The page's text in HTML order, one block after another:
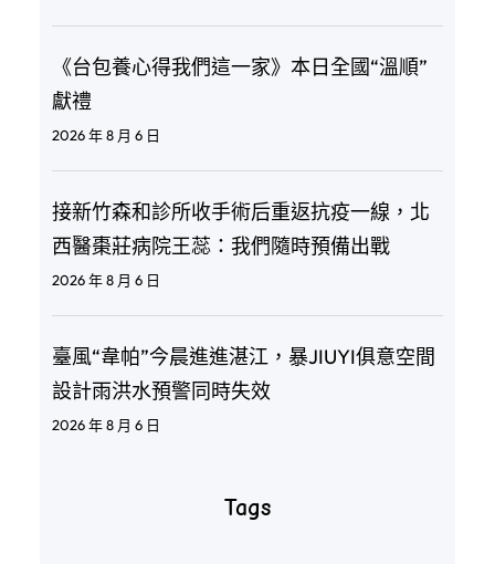
《台包養心得我們這一家》本日全國“溫順”
獻禮
2026 年 8 月 6 日
接新竹森和診所收手術后重返抗疫一線，北
西醫棗莊病院王蕊：我們隨時預備出戰
2026 年 8 月 6 日
臺風“韋帕”今晨進進湛江，暴JIUYI俱意空間
設計雨洪水預警同時失效
2026 年 8 月 6 日
Tags